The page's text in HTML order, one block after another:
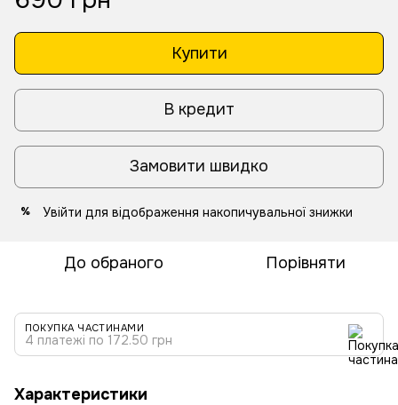
Купити
В кредит
Замовити швидко
% Увійти для відображення накопичувальної знижки
До обраного Порівняти
ПОКУПКА ЧАСТИНАМИ
4 платежі по 172.50 грн
Характеристики